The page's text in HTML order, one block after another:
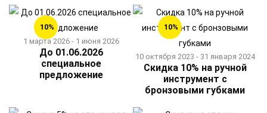
10%
1 марта 2026 - 1 июня 2026
До 01.06.2026
специальное
предложение
10%
10 октября 2023 - 31 января 2024
Скидка 10% на ручной
инструмент с
бронзовыми губками